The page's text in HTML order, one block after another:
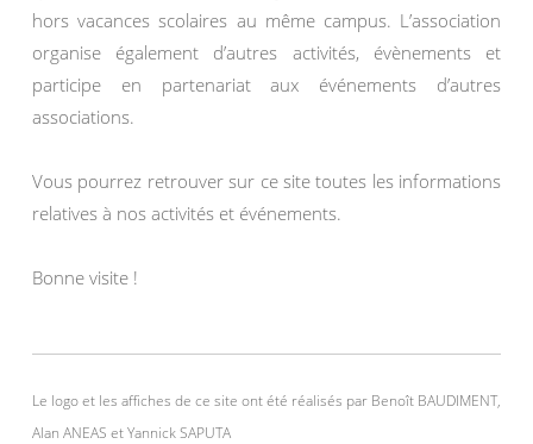
hors vacances scolaires au même campus. L’association
organise également d’autres activités, évènements et
participe en partenariat aux événements d’autres
associations.
Vous pourrez retrouver sur ce site toutes les informations
relatives à nos activités et événements.
Bonne visite !
Le logo et les affiches de ce site ont été réalisés par Benoît BAUDIMENT,
Alan ANEAS et Yannick SAPUTA